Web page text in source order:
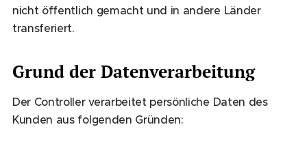
nicht öffentlich gemacht und in andere Länder
transferiert.
Grund der Datenverarbeitung
Der Controller verarbeitet persönliche Daten des
Kunden aus folgenden Gründen: